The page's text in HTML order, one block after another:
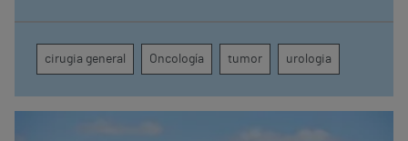
cirugia general Oncología tumor urologia